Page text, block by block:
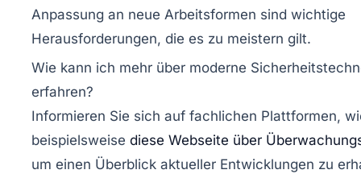
Anpassung an neue Arbeitsformen sind wichtige
Herausforderungen, die es zu meistern gilt.
Wie kann ich mehr über moderne
erfahren?
Informieren Sie sich auf fachlichen Plattformen,
beispielsweise diese Webseite über
um einen Überblick aktueller Entwicklungen zu